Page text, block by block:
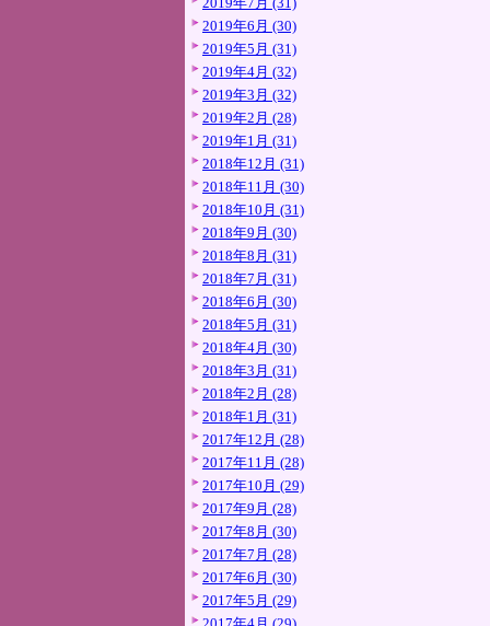
2019年6月 (30)
2019年5月 (31)
2019年4月 (32)
2019年3月 (32)
2019年2月 (28)
2019年1月 (31)
2018年12月 (31)
2018年11月 (30)
2018年10月 (31)
2018年9月 (30)
2018年8月 (31)
2018年7月 (31)
2018年6月 (30)
2018年5月 (31)
2018年4月 (30)
2018年3月 (31)
2018年2月 (28)
2018年1月 (31)
2017年12月 (28)
2017年11月 (28)
2017年10月 (29)
2017年9月 (28)
2017年8月 (30)
2017年7月 (28)
2017年6月 (30)
2017年5月 (29)